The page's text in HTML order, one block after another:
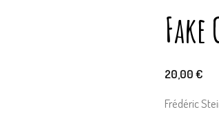
Fake
20,00€
Frédéric